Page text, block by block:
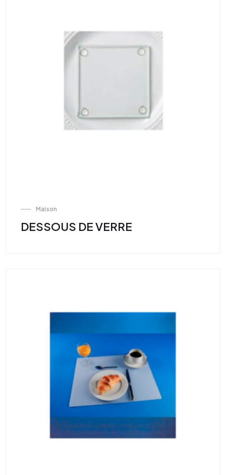
Maison
DESSOUS DE VERRE